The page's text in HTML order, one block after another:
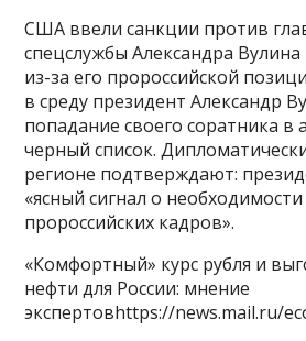
США ввели санкции против
спецслужбы Александра
из-за его пророссийской
в среду президент Александр
попадание своего соратника в
черный список.
регионе подтверждают:
«ясный сигнал о
пророссийских кадров».
«Комфортный» курс рубля и
нефти для России: мнение
экспертовhttps://news.mail.ru/